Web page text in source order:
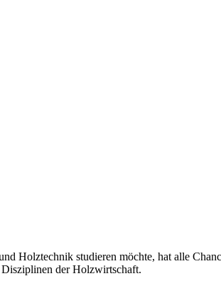
Holztechnik studieren möchte, hat alle
der Holzwirtschaft.